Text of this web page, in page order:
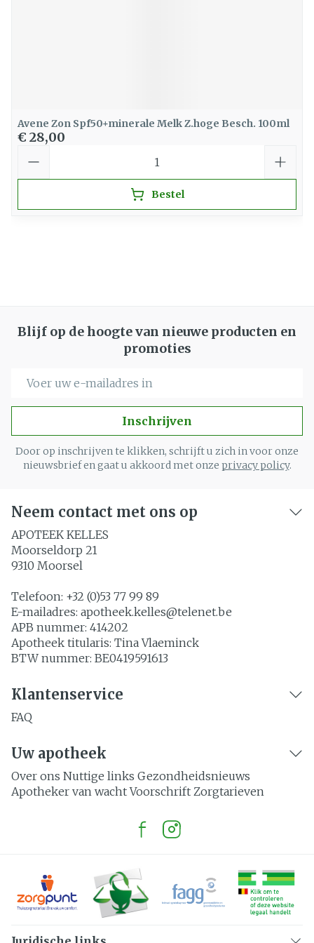
Avene Zon Spf50+minerale Melk Z.hoge Besch. 100ml
€ 28,00
Bestel
Blijf op de hoogte van nieuwe producten en
promoties
Inschrijven
Door op inschrijven te klikken, schrijft u zich in voor onze
nieuwsbrief en gaat u akkoord met onze privacy policy.
Neem contact met ons op
APOTEEK KELLES
Moorseldorp 21
9310 Moorsel
Telefoon: +32 (0)53 77 99 89
E-mailadres: apotheek.kelles@telenet.be
APB nummer: 414202
Apotheek titularis: Tina Vlaeminck
BTW nummer: BE0419591613
Klantenservice
FAQ
Uw apotheek
Over ons Nuttige links Gezondheidsnieuws
Apotheker van wacht Voorschrift Zorgtarieven